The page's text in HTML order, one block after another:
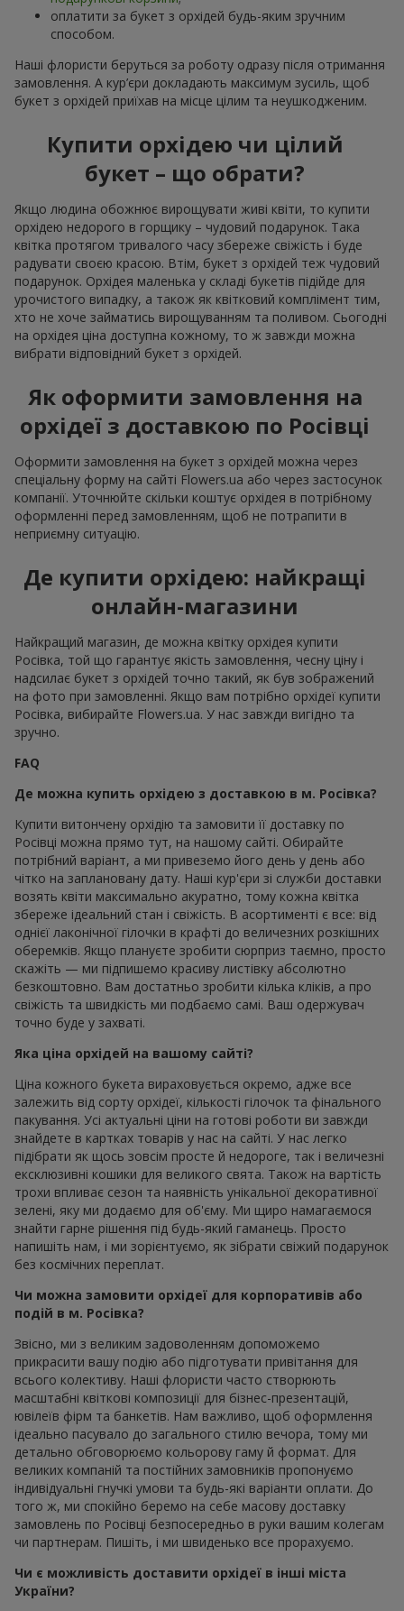
оплатити за букет з орхідей будь-яким зручним
способом.
Наші флористи беруться за роботу одразу після отримання
замовлення. А кур’єри докладають максимум зусиль, щоб
букет з орхідей приїхав на місце цілим та неушкодженим.
Купити орхідею чи цілий
букет – що обрати?
Якщо людина обожнює вирощувати живі квіти, то купити
орхідею недорого в горщику – чудовий подарунок. Така
квітка протягом тривалого часу збереже свіжість і буде
радувати своєю красою. Втім, букет з орхідей теж чудовий
подарунок. Орхідея маленька у складі букетів підійде для
урочистого випадку, а також як квітковий комплімент тим,
хто не хоче займатись вирощуванням та поливом. Сьогодні
на орхідея ціна доступна кожному, то ж завжди можна
вибрати відповідний букет з орхідей.
Як оформити замовлення на
орхідеї з доставкою по Росівці
Оформити замовлення на букет з орхідей можна через
спеціальну форму на сайті Flowers.ua або через застосунок
компанії. Уточнюйте скільки коштує орхідея в потрібному
оформленні перед замовленням, щоб не потрапити в
неприємну ситуацію.
Де купити орхідею: найкращі
онлайн-магазини
Найкращий магазин, де можна квітку орхідея купити
Росівка, той що гарантує якість замовлення, чесну ціну і
надсилає букет з орхідей точно такий, як був зображений
на фото при замовленні. Якщо вам потрібно орхідеї купити
Росівка, вибирайте Flowers.ua. У нас завжди вигідно та
зручно.
FAQ
Де можна купить орхідею з доставкою в м. Росівка?
Купити витончену орхідію та замовити її доставку по
Росівці можна прямо тут, на нашому сайті. Обирайте
потрібний варіант, а ми привеземо його день у день або
чітко на заплановану дату. Наші кур'єри зі служби доставки
возять квіти максимально акуратно, тому кожна квітка
збереже ідеальний стан і свіжість. В асортименті є все: від
однієї лаконічної гілочки в крафті до величезних розкішних
оберемків. Якщо плануєте зробити сюрприз таємно, просто
скажіть — ми підпишемо красиву листівку абсолютно
безкоштовно. Вам достатньо зробити кілька кліків, а про
свіжість та швидкість ми подбаємо самі. Ваш одержувач
точно буде у захваті.
Яка ціна орхідей на вашому сайті?
Ціна кожного букета вираховується окремо, адже все
залежить від сорту орхідеї, кількості гілочок та фінального
пакування. Усі актуальні ціни на готові роботи ви завжди
знайдете в картках товарів у нас на сайті. У нас легко
підібрати як щось зовсім просте й недороге, так і величезні
ексклюзивні кошики для великого свята. Також на вартість
трохи впливає сезон та наявність унікальної декоративної
зелені, яку ми додаємо для об'єму. Ми щиро намагаємося
знайти гарне рішення під будь-який гаманець. Просто
напишіть нам, і ми зорієнтуємо, як зібрати свіжий подарунок
без космічних переплат.
Чи можна замовити орхідеї для корпоративів або
подій в м. Росівка?
Звісно, ми з великим задоволенням допоможемо
прикрасити вашу подію або підготувати привітання для
всього колективу. Наші флористи часто створюють
масштабні квіткові композиції для бізнес-презентацій,
ювілеїв фірм та банкетів. Нам важливо, щоб оформлення
ідеально пасувало до загального стилю вечора, тому ми
детально обговорюємо кольорову гаму й формат. Для
великих компаній та постійних замовників пропонуємо
індивідуальні гнучкі умови та будь-які варіанти оплати. До
того ж, ми спокійно беремо на себе масову доставку
замовлень по Росівці безпосередньо в руки вашим колегам
чи партнерам. Пишіть, і ми швиденько все прорахуємо.
Чи є можливість доставити орхідеї в інші міста
України?